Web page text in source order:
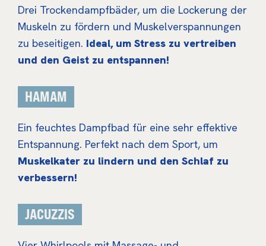
Drei Trockendampfbäder, um die Lockerung der
Muskeln zu fördern und Muskelverspannungen
zu beseitigen. Ideal, um Stress zu vertreiben
und den Geist zu entspannen!
HAMAM
Ein feuchtes Dampfbad für eine sehr effektive
Entspannung. Perfekt nach dem Sport, um
Muskelkater zu lindern und den Schlaf zu
verbessern!
JACUZZIS